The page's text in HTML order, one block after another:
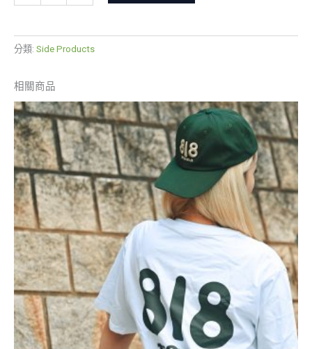
分類: Side Products
相關商品